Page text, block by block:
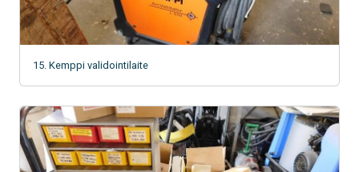
15. Kemppi validointilaite